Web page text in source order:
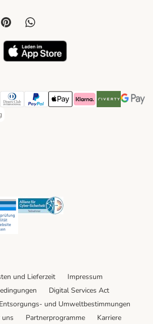
Method
Express Payment Method
Diners Club Payment Method
PayPal Payment Method
Apple Pay Payment Method
Klarna Payment Method
Riverty Payment
Google
Payment Method
Security Security
und Lieferzeit
Impressum
Digital Services Act
Entsorgungs- und Umweltbestimmungen
uns Partnerprogramme Karriere